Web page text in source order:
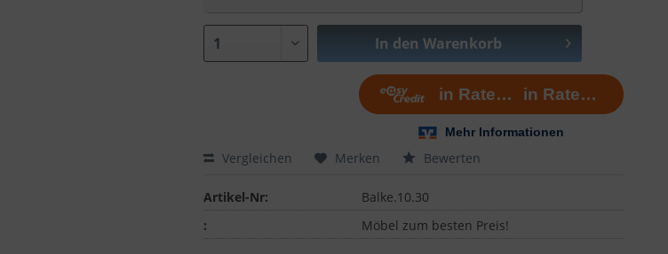
In den Warenkorb
Vergleichen Merken Bewerten
Artikel-Nr:
Balke.10.30
:
Möbel zum besten Preis!